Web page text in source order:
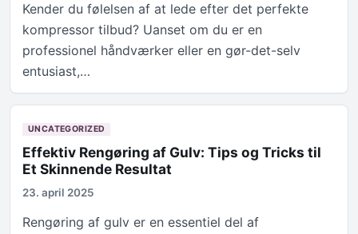
Kender du følelsen af at lede efter det perfekte
kompressor tilbud? Uanset om du er en
professionel håndværker eller en gør-det-selv
entusiast,…
UNCATEGORIZED
Effektiv Rengøring af Gulv: Tips og Tricks til
Et Skinnende Resultat
23. april 2025
Rengøring af gulv er en essentiel del af